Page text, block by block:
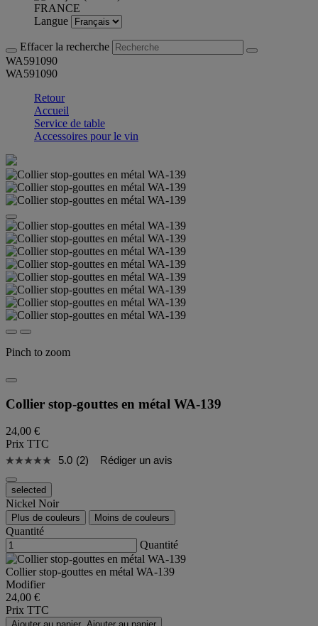
FRANCE
Langue
Effacer la recherche
WA591090
WA591090
Retour
Accueil
Service de table
Accessoires pour le vin
Pinch to zoom
Collier stop-gouttes en métal WA-139
24,00 €
Prix TTC
5.0 (2) Rédiger un avis
selected
Nickel Noir
Plus de couleurs Moins de couleurs
Quantité
Quantité
Collier stop-gouttes en métal WA-139
Modifier
24,00 €
Prix TTC